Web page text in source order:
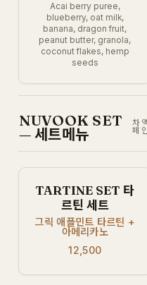
Acai berry puree,
blueberry, oat milk,
banana, dragon fruit,
peanut butter, granola,
coconut flakes, hemp
seeds
NUVOOK SET
— 세트메뉴
차
페
TARTINE SET 타
르틴 세트
그릭 애플민트 타르틴 +
아메리카노
12,500